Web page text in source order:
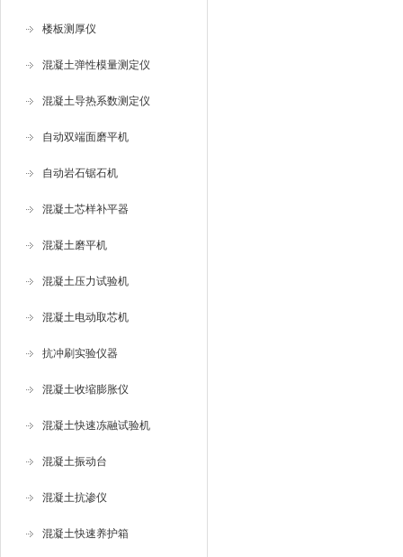
楼板测厚仪
混凝土弹性模量测定仪
混凝土导热系数测定仪
自动双端面磨平机
自动岩石锯石机
混凝土芯样补平器
混凝土磨平机
混凝土压力试验机
混凝土电动取芯机
抗冲刷实验仪器
混凝土收缩膨胀仪
混凝土快速冻融试验机
混凝土振动台
混凝土抗渗仪
混凝土快速养护箱